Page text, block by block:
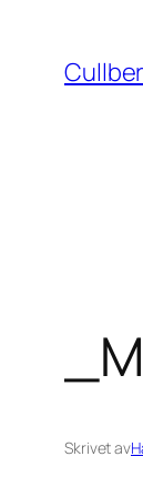
innehåll
Skrivet av